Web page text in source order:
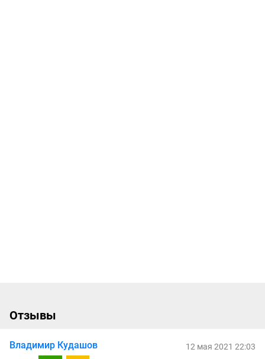
Отзывы
Владимир Кудашов 12 мая 2021 22:03